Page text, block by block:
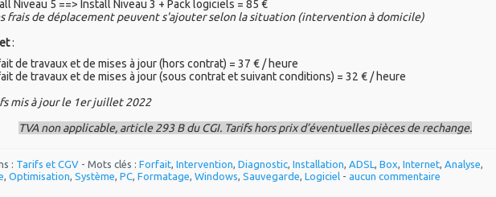
Niveau 5 ==> Install Niveau 3 + Pack logiciels = 85 €
frais de déplacement peuvent s'ajouter selon la situation (intervention à domicile)
:
de travaux et de mises à jour (hors contrat) = 37 € / heure
de travaux et de mises à jour (sous contrat et suivant conditions) = 32 € / heure
mis à jour le 1er juillet 2022
TVA non applicable, article 293 B du CGI. Tarifs hors prix d’éventuelles pièces de rechange.
: Tarifs et CGV - Mots clés : Forfait, Intervention, Diagnostic, Installation, ADSL, Box, Internet, Analyse,
, Optimisation, Système, PC, Formatage, Windows, Sauvegarde, Logiciel - aucun commentaire